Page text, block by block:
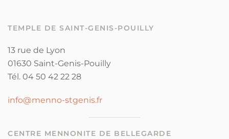
TEMPLE DE SAINT-GENIS-POUILLY
13 rue de Lyon
01630 Saint-Genis-Pouilly
Tél. 04 50 42 22 28
info@menno-stgenis.fr
CENTRE MENNONITE DE BELLEGARDE